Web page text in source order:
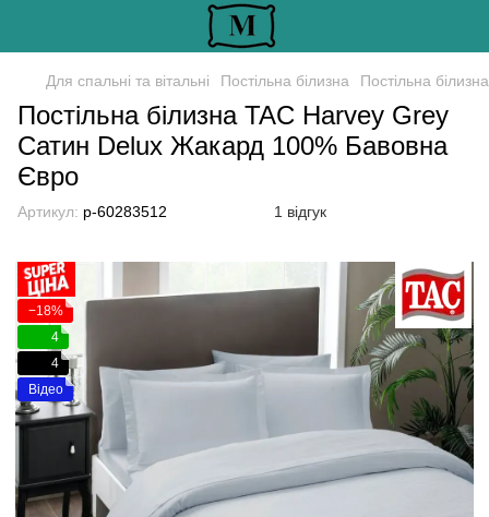
Для спальні та вітальні Постільна білизна Постільна
Постільна білизна TAC Harvey Grey
Сатин Delux Жакард 100% Бавовна
Євро
Артикул: р-60283512 1 відгук
−18%
4
4
Відео